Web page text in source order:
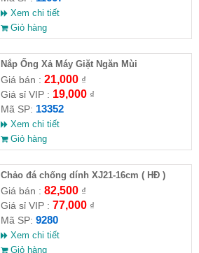
Xem chi tiết
Giỏ hàng
Nắp Ống Xả Máy Giặt Ngăn Mùi
Giá bán : 21,000₫
Giá sỉ VIP : 19,000₫
Mã SP: 13352
Xem chi tiết
Giỏ hàng
Chảo đá chống dính XJ21-16cm ( HĐ )
Giá bán : 82,500₫
Giá sỉ VIP : 77,000₫
Mã SP: 9280
Xem chi tiết
Giỏ hàng